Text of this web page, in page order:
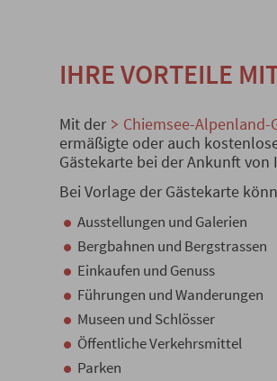
IHRE VORTEILE
Mit der Chiemsee-Alpenland-
ermäßigte oder auch
Gästekarte bei der Ankunft
Bei Vorlage der Gästekarte
Ausstellungen und Galerien
Bergbahnen und Bergstrassen
Einkaufen und Genuss
Führungen und Wanderungen
Museen und Schlösser
Öffentliche Verkehrsmittel
Parken